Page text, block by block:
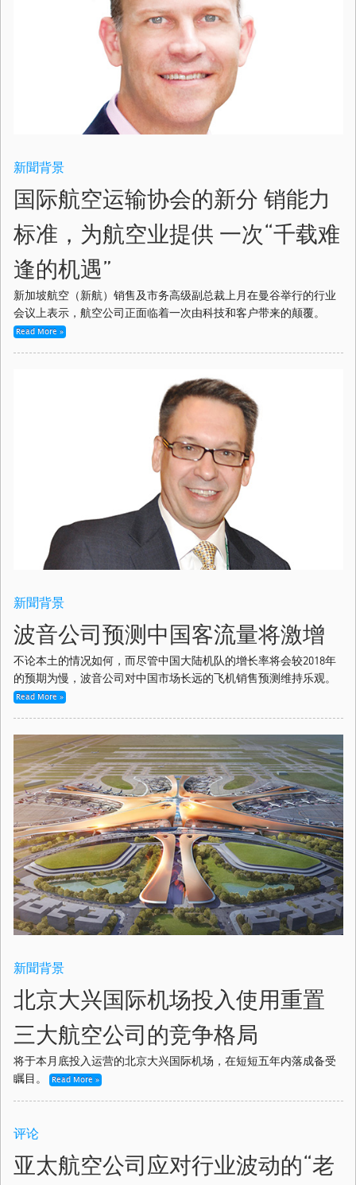
新聞背景
国际航空运输协会的新分 销能力
标准，为航空业提供 一次“千载难
逢的机遇”
新加坡航空（新航）销售及市务高级副总裁上月在曼谷举行的行业
会议上表示，航空公司正面临着一次由科技和客户带来的颠覆。
Read More »
新聞背景
波音公司预测中国客流量将激增
不论本土的情况如何，而尽管中国大陆机队的增长率将会较2018年
的预期为慢，波音公司对中国市场长远的飞机销售预测维持乐观。
Read More »
新聞背景
北京大兴国际机场投入使用重置
三大航空公司的竞争格局
将于本月底投入运营的北京大兴国际机场，在短短五年内落成备受
瞩目。
Read More »
评论
亚太航空公司应对行业波动的“老